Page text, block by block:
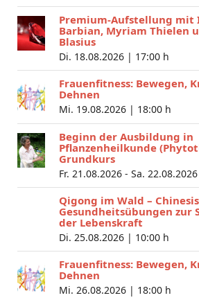
Premium-Aufstellung mit
Barbian, Myriam Thielen
Blasius
Di. 18.08.2026 | 17:00 h
Frauenfitness: Bewegen,
Dehnen
Mi. 19.08.2026 | 18:00 h
Beginn der Ausbildung in
Pflanzenheilkunde
Grundkurs
Fr. 21.08.2026 - Sa.
Qigong im Wald –
Gesundheitsübungen zur
der Lebenskraft
Di. 25.08.2026 | 10:00 h
Frauenfitness: Bewegen,
Dehnen
Mi. 26.08.2026 | 18:00 h